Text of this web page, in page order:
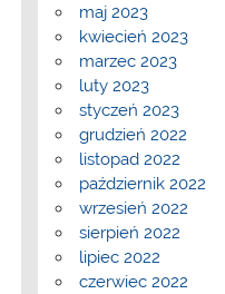
maj 2023
kwiecień 2023
marzec 2023
luty 2023
styczeń 2023
grudzień 2022
listopad 2022
październik 2022
wrzesień 2022
sierpień 2022
lipiec 2022
czerwiec 2022